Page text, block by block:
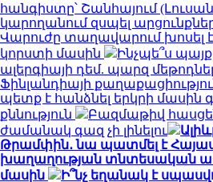
հանգիստը՝ Շանհայում
կարողանում զսպել
Վարուժը տաղավարում խոսել
կորստի մասին
Ինչպե՞ս
ալերգիայի դեմ. պարզ
Ֆինլանդիայի
պետք է հանձնել երկրի մասին
քննություն
Բազմաթիվ
ժամանակ գազ չի լինելու
Թրամփին․ նա պատմել է
խաղաղության տնտեսական
մասին
Ի՞նչ եղանակ է